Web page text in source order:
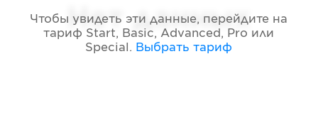
Нет данных
Чтобы увидеть эти данные, перейдите на
тариф Start, Basic, Advanced, Pro или
Special . Выбрать тариф